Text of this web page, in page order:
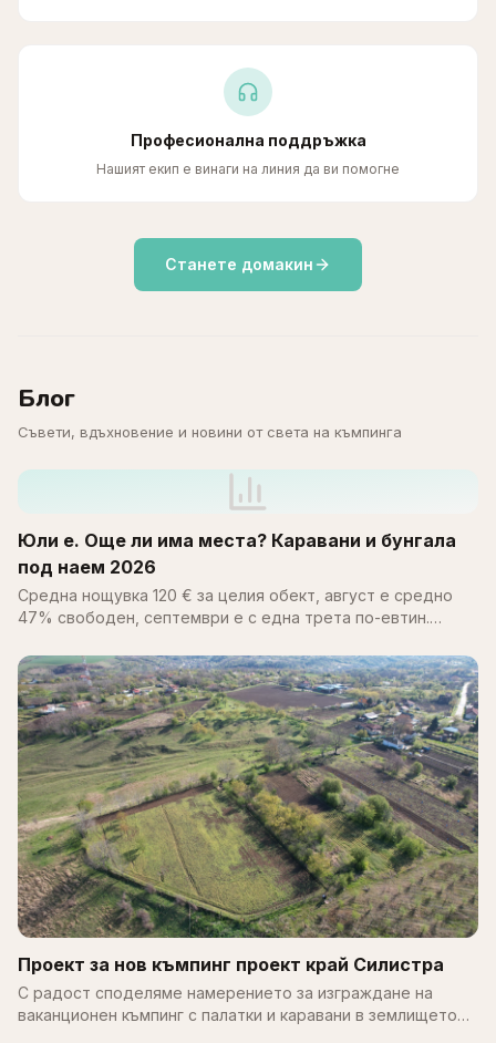
Професионална поддръжка
Нашият екип е винаги на линия да ви помогне
Станете домакин
Блог
Съвети, вдъхновение и новини от света на къмпинга
Юли е. Още ли има места? Каравани и бунгала
под наем 2026
Средна нощувка 120 € за целия обект, август е средно
47% свободен, септември е с една трета по-евтин.
по Черноморието 2026.
Проект за нов къмпинг проект край Силистра
С радост споделяме намерението за изграждане на
ваканционен къмпинг с палатки и каравани в землището